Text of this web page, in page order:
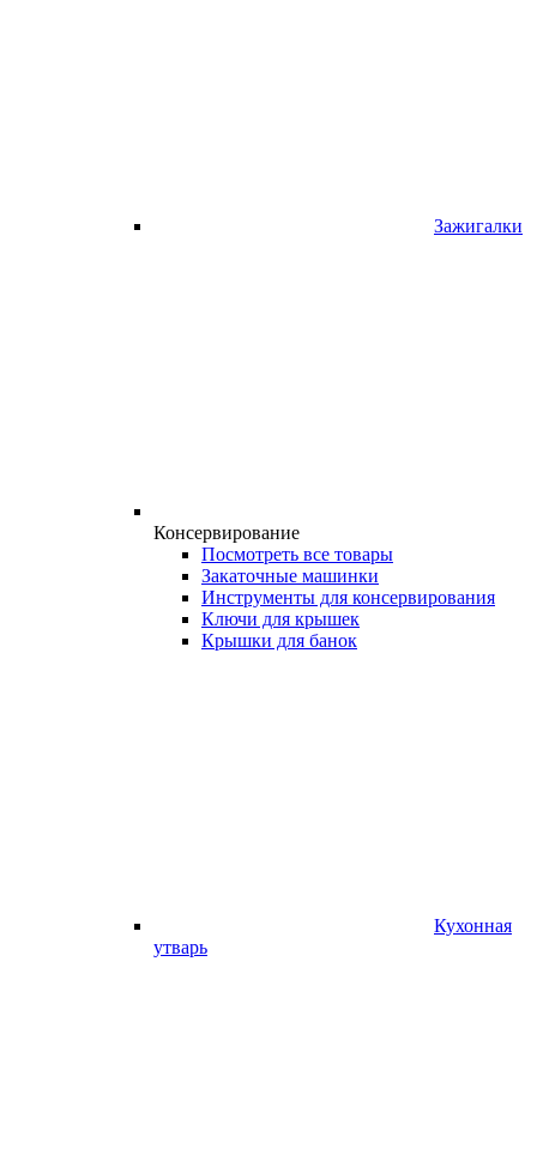
Зажигалки
Консервирование
Посмотреть все товары
Закаточные машинки
Инструменты для консервирования
Ключи для крышек
Крышки для банок
Кухонная
утварь